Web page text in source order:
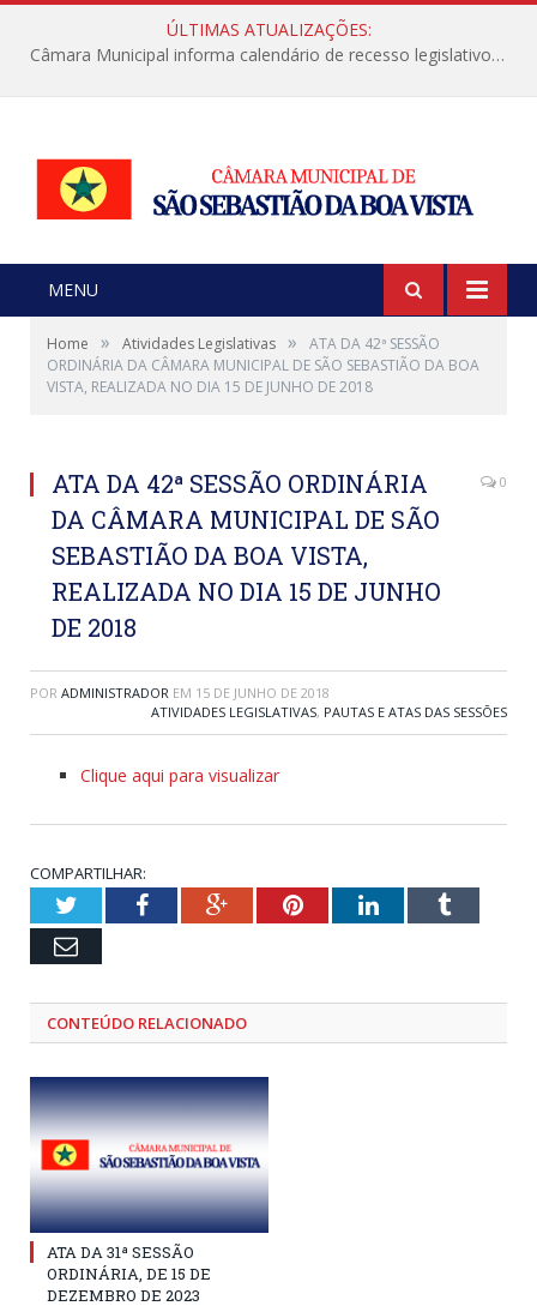
ÚLTIMAS ATUALIZAÇÕES:
Câmara Municipal informa calendário de recesso legislativo de julho
MENU
Home » Atividades Legislativas »
ATA DA 42ª SESSÃO
ORDINÁRIA DA CÂMARA MUNICIPAL DE SÃO SEBASTIÃO DA BOA
VISTA, REALIZADA NO DIA 15 DE JUNHO DE 2018
ATA DA 42ª SESSÃO ORDINÁRIA
DA CÂMARA MUNICIPAL DE SÃO
SEBASTIÃO DA BOA VISTA,
REALIZADA NO DIA 15 DE JUNHO
DE 2018
0
POR ADMINISTRADOR EM 15 DE JUNHO DE 2018
ATIVIDADES LEGISLATIVAS, PAUTAS E ATAS DAS SESSÕES
Clique aqui para visualizar
COMPARTILHAR:
TwitterFacebookGoogle+PinterestLinkedInTumblr
Email
CONTEÚDO RELACIONADO
ATA DA 31ª SESSÃO
ORDINÁRIA, DE 15 DE
DEZEMBRO DE 2023